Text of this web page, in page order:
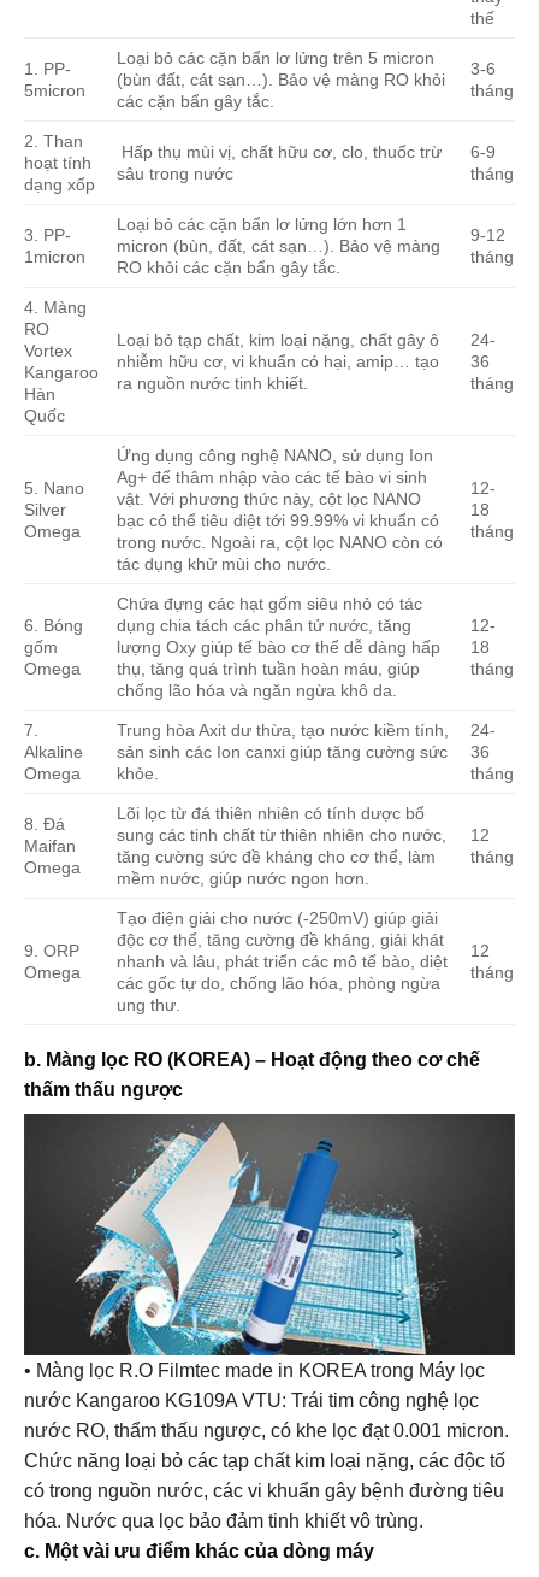
thế
1. PP-
5micron
Loại bỏ các cặn bẩn lơ lửng trên 5 micron
(bùn đất, cát sạn…). Bảo vệ màng RO khỏi
các cặn bẩn gây tắc.
3-6
tháng
2. Than
hoạt tính
dạng xốp
Hấp thụ mùi vị, chất hữu cơ, clo, thuốc trừ
sâu trong nước
6-9
tháng
3. PP-
1micron
Loại bỏ các cặn bẩn lơ lửng lớn hơn 1
micron (bùn, đất, cát sạn…). Bảo vệ màng
RO khỏi các cặn bẩn gây tắc.
9-12
tháng
4. Màng
RO
Vortex
Kangaroo
Hàn
Quốc
Loại bỏ tạp chất, kim loại nặng, chất gây ô
nhiễm hữu cơ, vi khuẩn có hại, amip… tạo
ra nguồn nước tinh khiết.
24-
36
tháng
5. Nano
Silver
Omega
Ứng dụng công nghệ NANO, sử dụng Ion
Ag+ để thâm nhập vào các tế bào vi sinh
vật. Với phương thức này, cột lọc NANO
bạc có thể tiêu diệt tới 99.99% vi khuẩn có
trong nước. Ngoài ra, cột lọc NANO còn có
tác dụng khử mùi cho nước.
12-
18
tháng
6. Bóng
gốm
Omega
Chứa đựng các hạt gốm siêu nhỏ có tác
dụng chia tách các phân tử nước, tăng
lượng Oxy giúp tế bào cơ thể dễ dàng hấp
thụ, tăng quá trình tuần hoàn máu, giúp
chống lão hóa và ngăn ngừa khô da.
12-
18
tháng
7.
Alkaline
Omega
Trung hòa Axit dư thừa, tạo nước kiềm tính,
sản sinh các Ion canxi giúp tăng cường sức
khỏe.
24-
36
tháng
8. Đá
Maifan
Omega
Lõi lọc từ đá thiên nhiên có tính dược bổ
sung các tinh chất từ thiên nhiên cho nước,
tăng cường sức đề kháng cho cơ thể, làm
mềm nước, giúp nước ngon hơn.
12
tháng
9. ORP
Omega
Tạo điện giải cho nước (-250mV) giúp giải
độc cơ thể, tăng cường đề kháng, giải khát
nhanh và lâu, phát triển các mô tế bào, diệt
các gốc tự do, chống lão hóa, phòng ngừa
ung thư.
12
tháng
b. Màng lọc RO (KOREA) – Hoạt động theo cơ chế
thấm thấu ngược
• Màng lọc R.O Filmtec made in KOREA trong Máy lọc
nước Kangaroo KG109A VTU: Trái tim công nghệ lọc
nước RO, thẩm thấu ngược, có khe lọc đạt 0.001 micron.
Chức năng loại bỏ các tạp chất kim loại nặng, các độc tố
có trong nguồn nước, các vi khuẩn gây bệnh đường tiêu
hóa. Nước qua lọc bảo đảm tinh khiết vô trùng.
c. Một vài ưu điểm khác của dòng máy